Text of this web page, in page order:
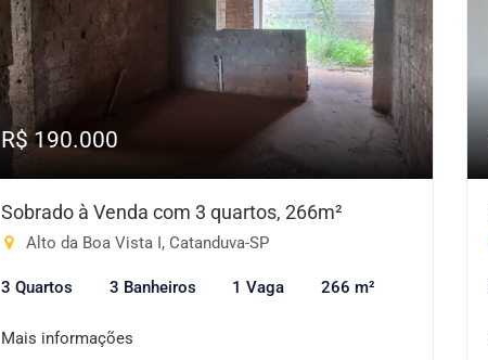
R$ 190.000
Sobrado à Venda com 3 quartos, 266m²
Alto da Boa Vista I, Catanduva-SP
3 Quartos 3 Banheiros 1 Vaga 266 m²
Mais informações